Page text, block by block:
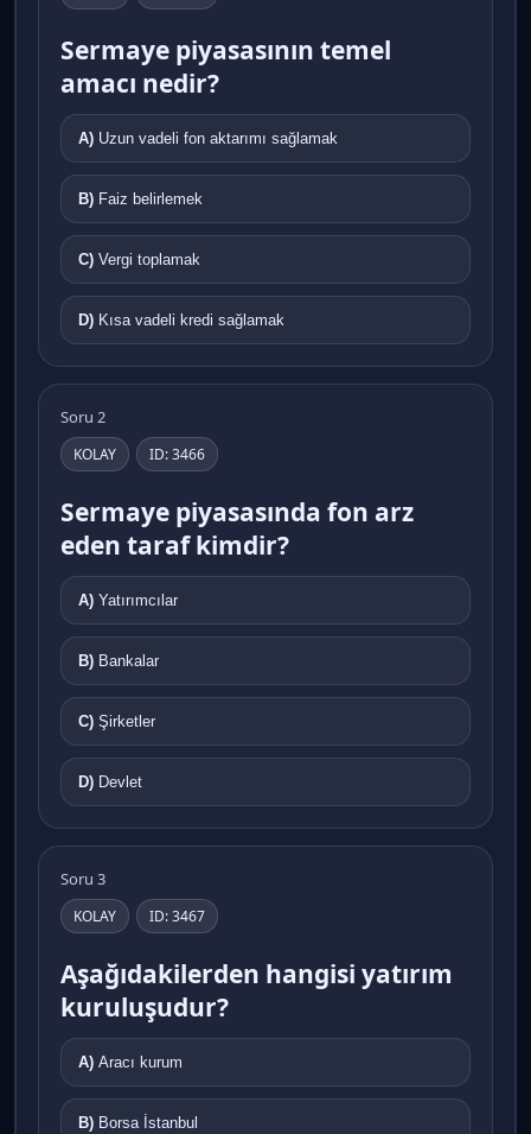
Sermaye piyasasının temel
amacı nedir?
A) Uzun vadeli fon aktarımı sağlamak
B) Faiz belirlemek
C) Vergi toplamak
D) Kısa vadeli kredi sağlamak
Soru 2
KOLAY ID: 3466
Sermaye piyasasında fon arz
eden taraf kimdir?
A) Yatırımcılar
B) Bankalar
C) Şirketler
D) Devlet
Soru 3
KOLAY ID: 3467
Aşağıdakilerden hangisi yatırım
kuruluşudur?
A) Aracı kurum
B) Borsa İstanbul